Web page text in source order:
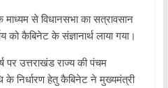
माध्यम से विधानसभा का सत्रावसान
कैबिनेट के संज्ञानार्थ लाया गया।
पर उत्तराखंड राज्य की पंचम
के निर्धारण हेतु कैबिनेट ने मुख्यमंत्री